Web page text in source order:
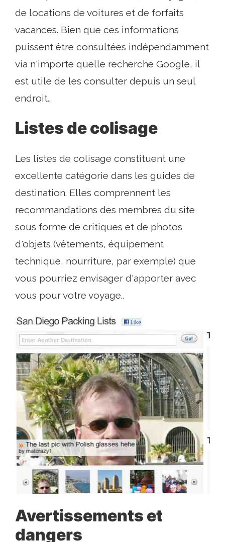
de locations de voitures et de forfaits
vacances. Bien que ces informations
puissent être consultées indépendamment
via n'importe quelle recherche Google, il
est utile de les consulter depuis un seul
endroit..
Listes de colisage
Les listes de colisage constituent une
excellente catégorie dans les guides de
destination. Elles comprennent les
recommandations des membres du site
sous forme de critiques et de photos
d'objets (vêtements, équipement
technique, nourriture, par exemple) que
vous pourriez envisager d'apporter avec
vous pour votre voyage..
Avertissements et
dangers